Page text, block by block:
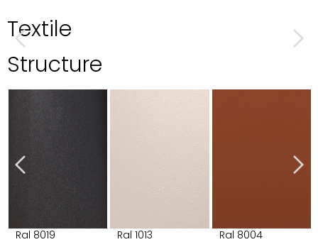
Textile
Structure
Ral 8019 Ral 1013 Ral 8004